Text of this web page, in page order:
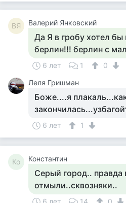
ВЯ Валерий Янковский
Да Я в гробу хотел бы
берлин!!! берлин с
6 лет 1
0
Леля Гришман
Боже....я
6 лет 1
Ко Константин
Серый город.. правда
отмыли..сквозняки..
6 лет 14
0